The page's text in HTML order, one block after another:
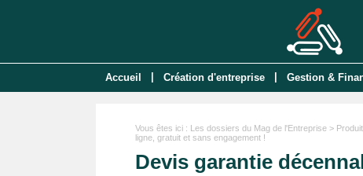
Accueil Création d'entreprise Gestion &
Vous êtes ici : Les dossiers du Mag de l'Entreprise >
ligne, gratuit et sans engagement !
Devis garantie